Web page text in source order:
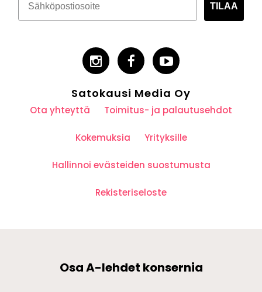
TILAA
Satokausi Media Oy
Ota yhteyttä Toimitus- ja palautusehdot
Kokemuksia Yrityksille
Hallinnoi evästeiden suostumusta
Rekisteriseloste
Osa A-lehdet konsernia